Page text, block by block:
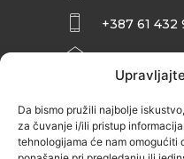
Da bismo pružili najbolje
za čuvanje i/ili pristup
tehnologijama će nam omogućiti
+387 61 432